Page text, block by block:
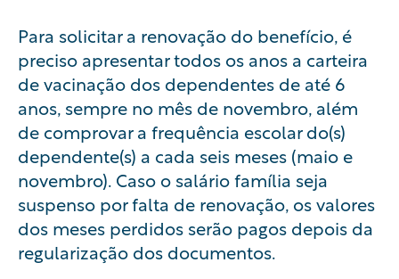
Para solicitar a renovação do benefício, é
preciso apresentar todos os anos a carteira
de vacinação dos dependentes de até 6
anos, sempre no mês de novembro, além
de comprovar a frequência escolar do(s)
dependente(s) a cada seis meses (maio e
novembro). Caso o salário família seja
suspenso por falta de renovação, os valores
dos meses perdidos serão pagos depois da
regularização dos documentos.